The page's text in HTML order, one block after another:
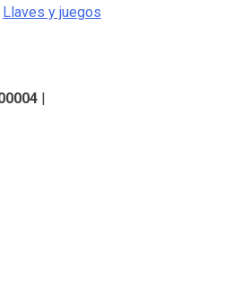
Llaves y juegos
|